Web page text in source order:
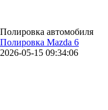
Полировка автомобиля
Полировка Mazda 6
2026-05-15 09:34:06